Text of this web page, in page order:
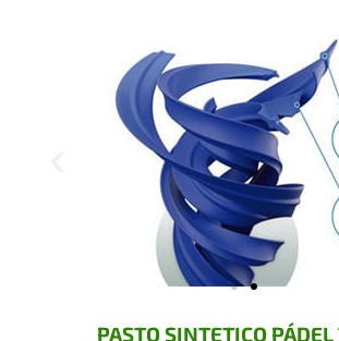
PASTO SINTETICO PÁDEL